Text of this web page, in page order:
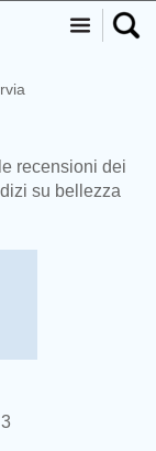
recensioni dei
su bellezza